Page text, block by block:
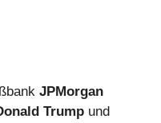
JPMorgan
Trump und